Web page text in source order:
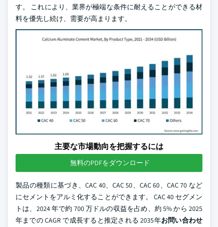
す。 これにより、業界が極端な条件に耐えることができる材
料を優先し続け、需要が高まります。
主要な市場動向を把握するには
無料のPDFをダウンロード
製品の種類に基づき、CAC 40、CAC 50、CAC 60、CAC 70 など
にセメントをアルミ化することができます。 CAC 40 セグメン
トは、2024 年で約 700 万ドルの収益を占め、約 5% から 2025
年までの CAGR で成長すると推定される 2035年お問い合わせ